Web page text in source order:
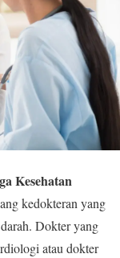
Kesehatan
kedokteran yang
Dokter yang
atau dokter